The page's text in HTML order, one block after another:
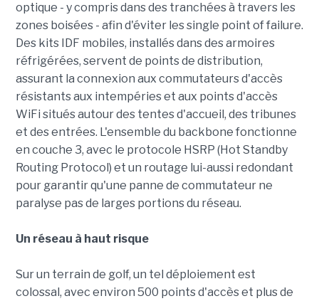
optique - y compris dans des tranchées à travers les
zones boisées - afin d'éviter les single point of failure.
Des kits IDF mobiles, installés dans des armoires
réfrigérées, servent de points de distribution,
assurant la connexion aux commutateurs d'accès
résistants aux intempéries et aux points d'accès
WiFi situés autour des tentes d'accueil, des tribunes
et des entrées. L'ensemble du backbone fonctionne
en couche 3, avec le protocole HSRP (Hot Standby
Routing Protocol) et un routage lui-aussi redondant
pour garantir qu'une panne de commutateur ne
paralyse pas de larges portions du réseau.
Un réseau à haut risque
Sur un terrain de golf, un tel déploiement est
colossal, avec environ 500 points d'accès et plus de